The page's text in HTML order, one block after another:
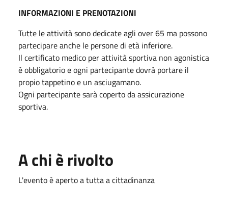
INFORMAZIONI E PRENOTAZIONI
Tutte le attività sono dedicate agli over 65 ma possono
partecipare anche le persone di età inferiore.
Il certificato medico per attività sportiva non agonistica
è obbligatorio e ogni partecipante dovrà portare il
propio tappetino e un asciugamano.
Ogni partecipante sarà coperto da assicurazione
sportiva.
A chi è rivolto
L'evento è aperto a tutta a cittadinanza